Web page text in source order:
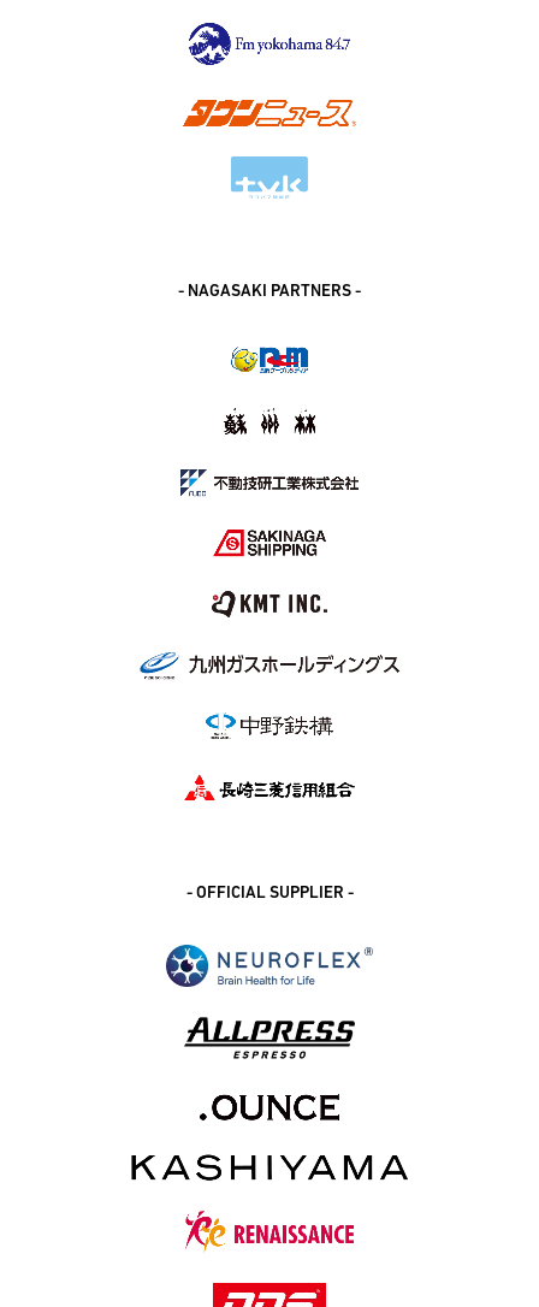
- NAGASAKI PARTNERS -
- OFFICIAL SUPPLIER -